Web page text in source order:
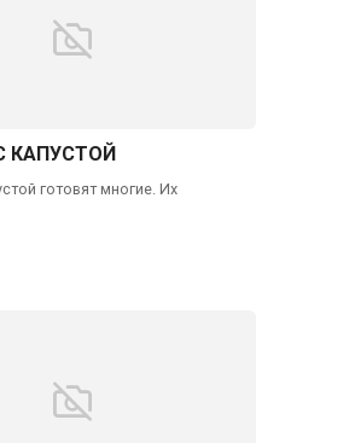
КАПУСТОЙ
готовят многие. Их